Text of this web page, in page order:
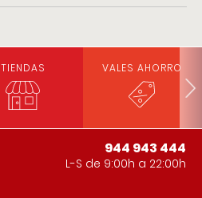
TIENDAS VALES AHORRO
944 943 444
L-S de 9:00h a 22:00h